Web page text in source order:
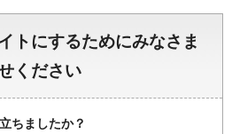
トにするためにみなさま
ください
ちましたか？